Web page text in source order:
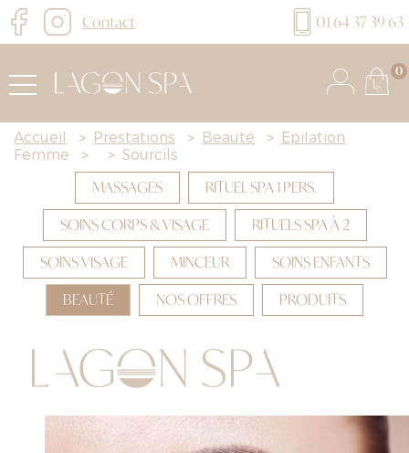
Contact 01 64 37 39 63
0
Accueil > Prestations > Beauté > Épilation
Femme
> > Sourcils
MASSAGES
RITUEL SPA 1 PERS.
SOINS CORPS & VISAGE
RITUELS SPA À 2
SOINS VISAGE
MINCEUR
SOINS ENFANTS
BEAUTÉ
NOS OFFRES PRODUITS